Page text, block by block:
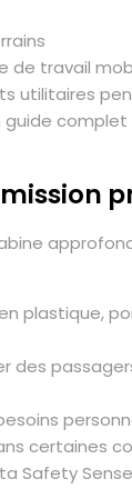
de travail
utilitaires
des
Safety